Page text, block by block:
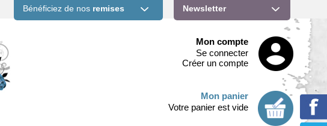
Bénéficiez de nos remises Newsletter
Mon compte
Se connecter
Créer un compte
Mon panier
Votre panier est vide